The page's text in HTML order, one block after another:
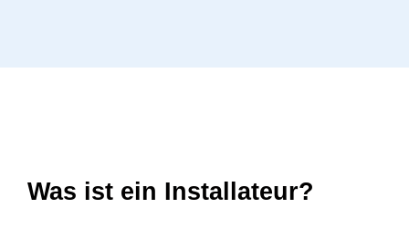
Was ist ein Installateur?